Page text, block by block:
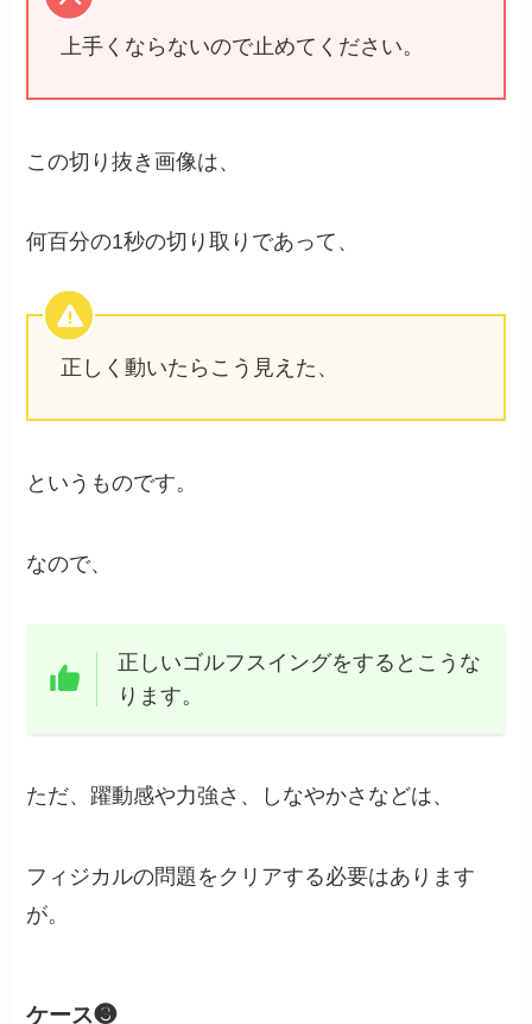
上手くならないので止めてください。
この切り抜き画像は、
何百分の1秒の切り取りであって、
正しく動いたらこう見えた、
というものです。
なので、
正しいゴルフスイングをするとこうな
ります。
ただ、躍動感や力強さ、しなやかさなどは、
フィジカルの問題をクリアする必要はあります
が。
ケース❸